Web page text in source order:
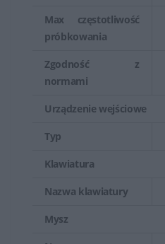
Max częstotliwość
próbkowania
Zgodność z
normami
Urządzenie wejściowe
Typ
Klawiatura
Nazwa klawiatury
Mysz